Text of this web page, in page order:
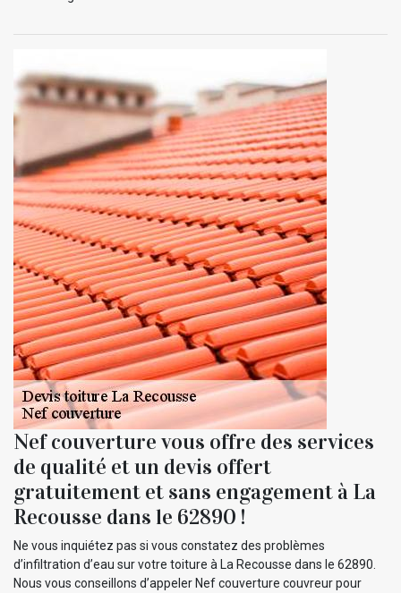
Nef couverture vous offre des services
de qualité et un devis offert
gratuitement et sans engagement à La
Recousse dans le 62890 !
Ne vous inquiétez pas si vous constatez des problèmes
d’infiltration d’eau sur votre toiture à La Recousse dans le 62890.
Nous vous conseillons d’appeler Nef couverture couvreur pour